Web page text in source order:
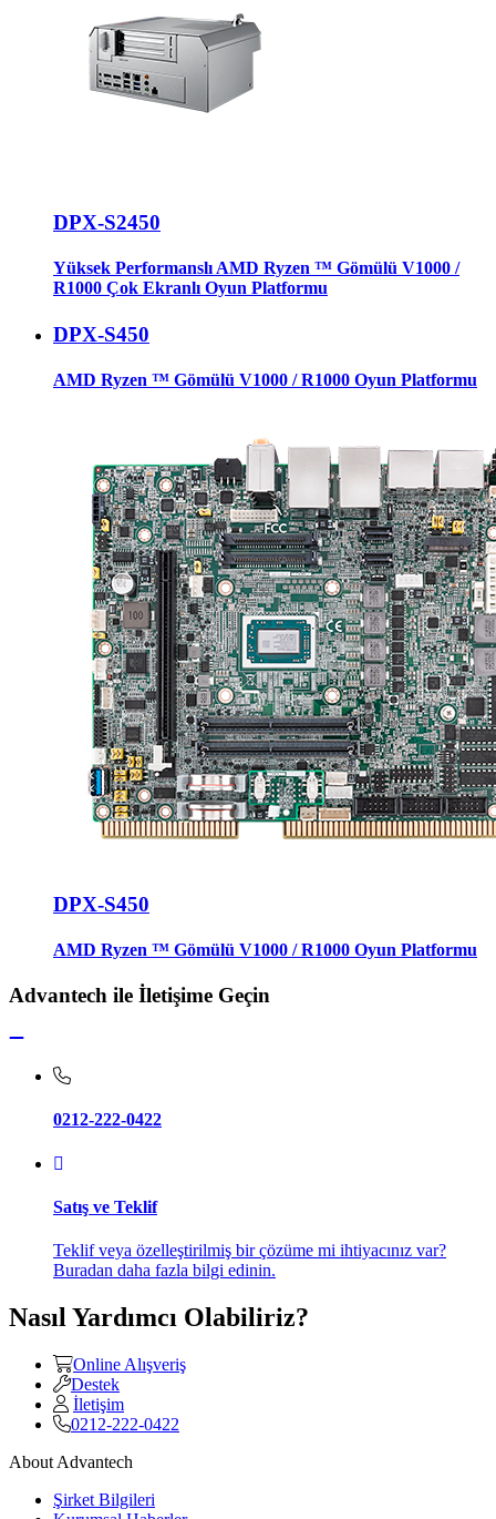
DPX-S2450
Yüksek Performanslı AMD Ryzen ™ Gömülü V1000 /
R1000 Çok Ekranlı Oyun Platformu
DPX-S450
AMD Ryzen ™ Gömülü V1000 / R1000 Oyun Platformu
DPX-S450
AMD Ryzen ™ Gömülü V1000 / R1000 Oyun Platformu
Advantech ile İletişime Geçin
0212-222-0422
Satış ve Teklif
Teklif veya özelleştirilmiş bir çözüme mi ihtiyacınız var?
Buradan daha fazla bilgi edinin.
Nasıl Yardımcı Olabiliriz?
Online Alışveriş
Destek
İletişim
0212-222-0422
About Advantech
Şirket Bilgileri